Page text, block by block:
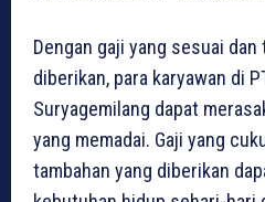
Dengan gaji yang sesuai dan
diberikan, para karyawan di
Suryagemilang dapat
yang memadai. Gaji yang
tambahan yang diberikan